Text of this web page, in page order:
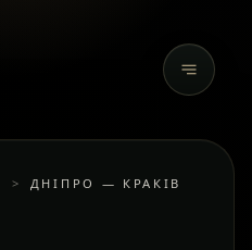
> ДНІПРО — КРАКІВ